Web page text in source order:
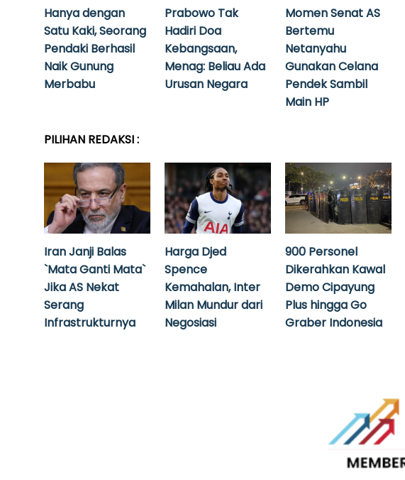
Hanya dengan
Satu Kaki, Seorang
Pendaki Berhasil
Naik Gunung
Merbabu
Prabowo Tak
Hadiri Doa
Kebangsaan,
Menag: Beliau Ada
Urusan Negara
Momen Senat AS
Bertemu
Netanyahu
Gunakan Celana
Pendek Sambil
Main HP
PILIHAN REDAKSI :
Iran Janji Balas
`Mata Ganti Mata`
Jika AS Nekat
Serang
Infrastrukturnya
Harga Djed
Spence
Kemahalan, Inter
Milan Mundur dari
Negosiasi
900 Personel
Dikerahkan Kawal
Demo Cipayung
Plus hingga Go
Graber Indonesia